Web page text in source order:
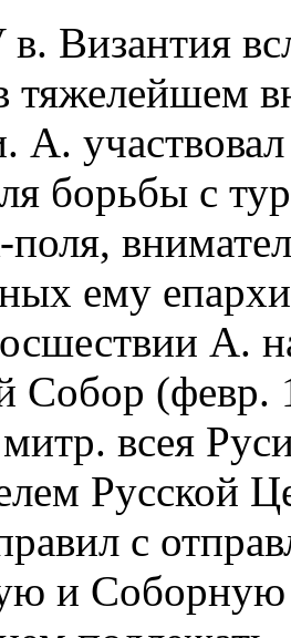
Византия
тяжелейшем
А.
борьбы с
ему
А.
Собор (февр.
всея
Русской
с
и Соборную